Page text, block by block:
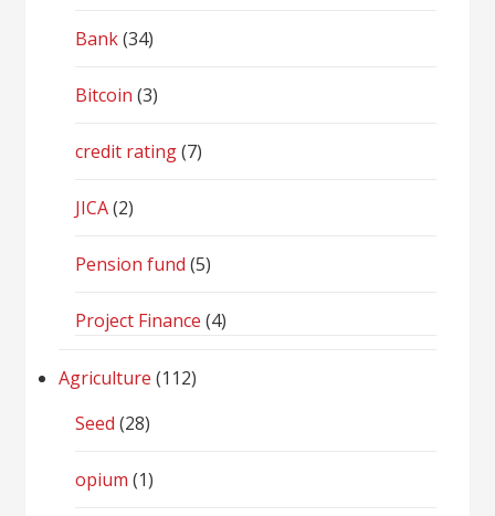
Bank(34)
Bitcoin (3)
credit rating(7)
JICA(2)
Pension fund (5)
Project Finance (4)
Agriculture (112)
Seed (28)
opium (1)